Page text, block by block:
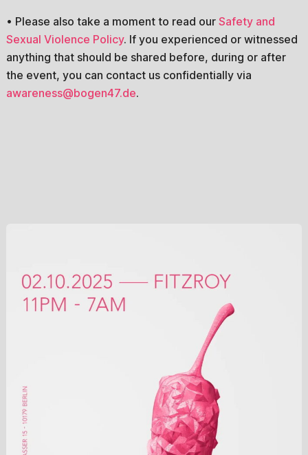
• Please also take a moment to read our Safety and
Sexual Violence Policy. If you experienced or witnessed
anything that should be shared before, during or after
the event, you can contact us confidentially via
awareness@bogen47.de.